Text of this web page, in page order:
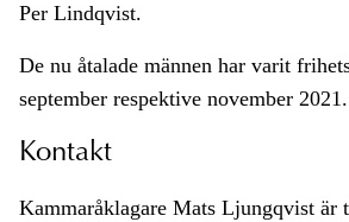
Per Lindqvist.
De nu åtalade männen har varit
september respektive november 2021.
Kontakt
Kammaråklagare Mats Ljungqvist är